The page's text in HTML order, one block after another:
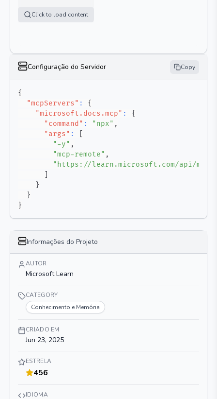
Click to load content
Configuração do Servidor Copy
{
"mcpServers" :
{
"microsoft.docs.mcp" :
{
"command" : "npx" ,
"args" :
"-y" ,
"mcp-remote" ,
"https://learn.microsoft.com/api/mcp"
}
}
}
Informações do Projeto
AUTOR
Microsoft Learn
CATEGORY
Conhecimento e Memória
CRIADO EM
Jun 23, 2025
ESTRELA
456
IDIOMA